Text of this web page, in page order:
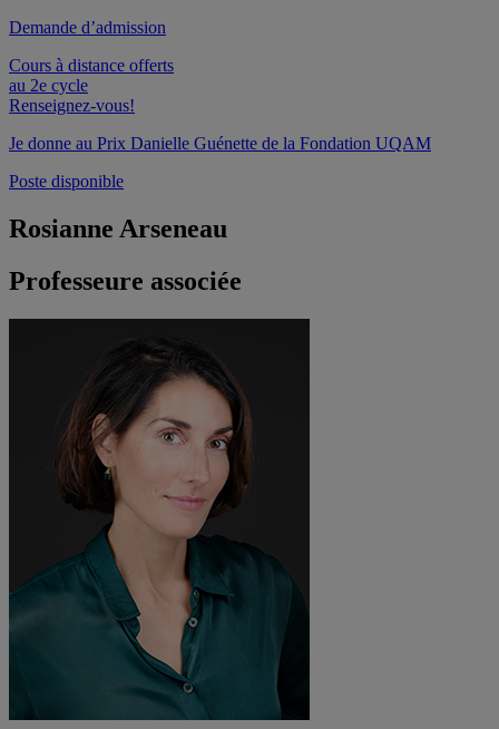
Demande d’admission
Cours à distance offerts
au 2e cycle
Renseignez-vous!
Je donne au Prix Danielle Guénette de la Fondation UQAM
Poste disponible
Rosianne Arseneau
Professeure associée